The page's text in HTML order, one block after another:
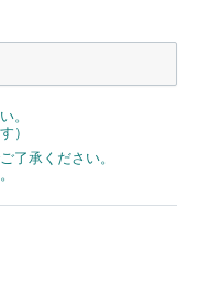
。
）
了承ください。